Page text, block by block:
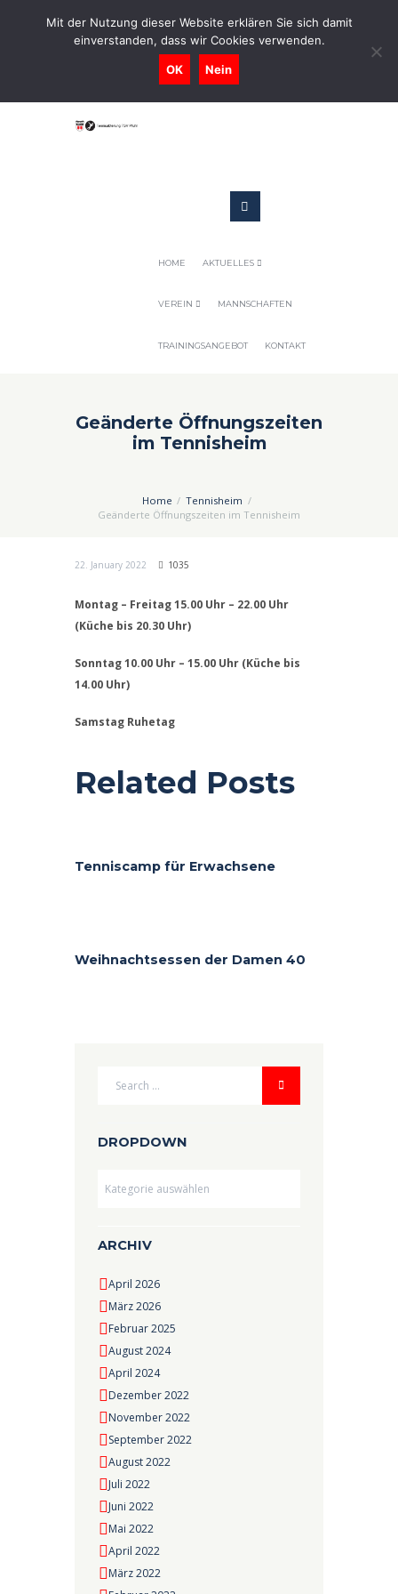
0731-9716400
Geschaeftsstelle@tennis-tsv-pfuhl.de
HOME AKTUELLES
VEREIN MANNSCHAFTEN
TRAININGSANGEBOT KONTAKT
Geänderte Öffnungszeiten
im Tennisheim
Home
Tennisheim
Geänderte Öffnungszeiten im Tennisheim
22. January 2022 1035
Montag – Freitag 15.00 Uhr – 22.00 Uhr
(Küche bis 20.30 Uhr)
Sonntag 10.00 Uhr – 15.00 Uhr (Küche bis
14.00 Uhr)
Samstag Ruhetag
Related Posts
Tenniscamp für Erwachsene
Weihnachtsessen der Damen 40
DROPDOWN
ARCHIV
April 2026
März 2026
Februar 2025
August 2024
April 2024
Dezember 2022
November 2022
September 2022
August 2022
Juli 2022
Juni 2022
Mai 2022
April 2022
März 2022
Mit der Nutzung dieser Website erklären Sie sich damit
einverstanden, dass wir Cookies verwenden.
OK Nein